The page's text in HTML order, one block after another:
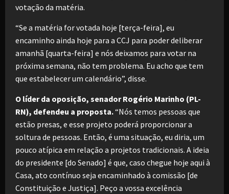
votação da matéria.
“Se a matéria for votada hoje [terça-feira], eu
encaminho ainda hoje para a CCJ para poder deliberar
amanhã [quarta-feira] e nós deixamos para votar na
próxima semana, não tem problema. Eu acho que tem
que estabelecer um calendário”, disse.
O líder da oposição, senador Rogério Marinho (PL-
RN), defendeu a proposta.“Nós temos pessoas que
estão presas, e esse projeto poderá proporcionar a
soltura de pessoas. Então, é uma situação, eu diria, um
pouco atípica em relação a projetos tradicionais. A ideia
do presidente [do Senado] é que, caso chegue hoje aqui à
Casa, ato contínuo seja encaminhado à comissão [de
Constituição e Justiça]. Peço a vossa excelência